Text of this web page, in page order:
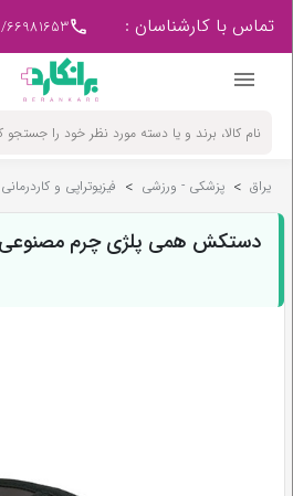
تماس با کارشناسان : 66981653
/
مادر
کودک
پزشکی
-
ورزشی
یراق > پزشکی - ورزشی > فیزیوتراپی و کاردرمانی
دستکش همی پلژی چرم مصنوعی